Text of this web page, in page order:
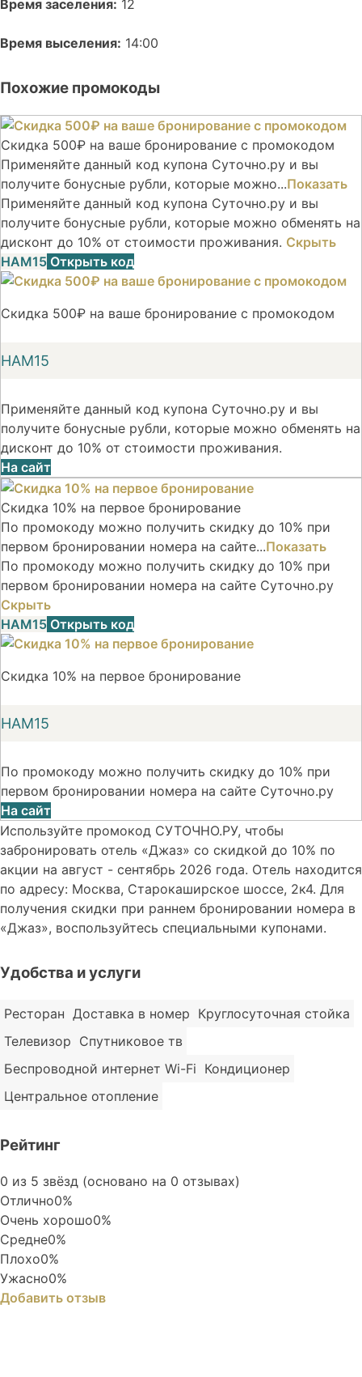
Время заселения: 12
Время выселения: 14:00
Похожие промокоды
Скидка 500₽ на ваше бронирование с промокодом
Применяйте данный код купона Суточно.ру и вы
получите бонусные рубли, которые можно...Показать
Применяйте данный код купона Суточно.ру и вы
получите бонусные рубли, которые можно обменять на
дисконт до 10% от стоимости проживания. Скрыть
НАМ15 Открыть код
Скидка 500₽ на ваше бронирование с промокодом
НАМ15
Применяйте данный код купона Суточно.ру и вы
получите бонусные рубли, которые можно обменять на
дисконт до 10% от стоимости проживания.
На сайт
Скидка 10% на первое бронирование
По промокоду можно получить скидку до 10% при
первом бронировании номера на сайте...Показать
По промокоду можно получить скидку до 10% при
первом бронировании номера на сайте Суточно.ру
Скрыть
НАМ15 Открыть код
Скидка 10% на первое бронирование
НАМ15
По промокоду можно получить скидку до 10% при
первом бронировании номера на сайте Суточно.ру
На сайт
Используйте промокод СУТОЧНО.РУ, чтобы
забронировать отель «Джаз» со скидкой до 10% по
акции на август - сентябрь 2026 года. Отель находится
по адресу: Москва, Старокаширское шоссе, 2к4. Для
получения скидки при раннем бронировании номера в
«Джаз», воспользуйтесь специальными купонами.
Удобства и услуги
Ресторан Доставка в номер Круглосуточная стойка
Телевизор Спутниковое тв
Беспроводной интернет Wi-Fi Кондиционер
Центральное отопление
Рейтинг
Rated
0
out
of
5
0 из 5 звёзд (основано на 0 отзывах)
Отлично0%
Очень хорошо0%
Средне0%
Плохо0%
Ужасно0%
Добавить отзыв